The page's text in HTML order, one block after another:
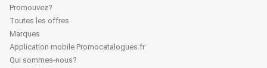
Promouvez?
Toutes les offres
Marques
Application mobile Promocatalogues.fr
Qui sommes-nous?